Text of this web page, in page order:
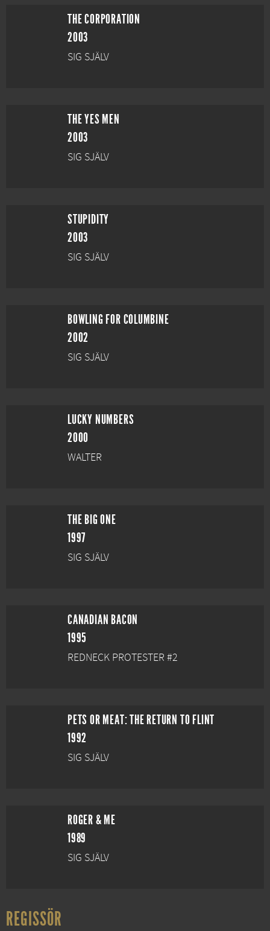
THE CORPORATION
2003
SIG SJÄLV
THE YES MEN
2003
SIG SJÄLV
STUPIDITY
2003
SIG SJÄLV
BOWLING FOR COLUMBINE
2002
SIG SJÄLV
LUCKY NUMBERS
2000
WALTER
THE BIG ONE
1997
SIG SJÄLV
CANADIAN BACON
1995
REDNECK PROTESTER #2
PETS OR MEAT: THE RETURN TO FLINT
1992
SIG SJÄLV
ROGER & ME
1989
SIG SJÄLV
REGISSÖR